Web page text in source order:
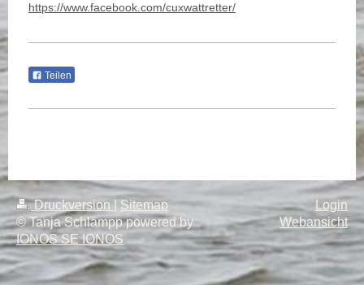
https://www.facebook.com/cuxwattretter/
Teilen
Druckversion
Sitemap
© Tanja Schlampp powered by
IONOS SE IONOS
Login
Webansicht